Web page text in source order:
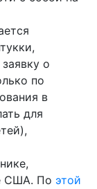
о
по
в
для
США. По этой